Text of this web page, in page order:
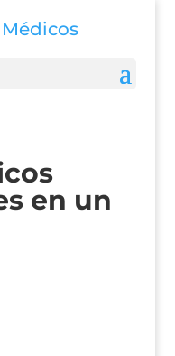
en un